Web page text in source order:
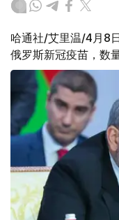
哈通社/艾里温/4月8
俄罗斯新冠疫苗，数